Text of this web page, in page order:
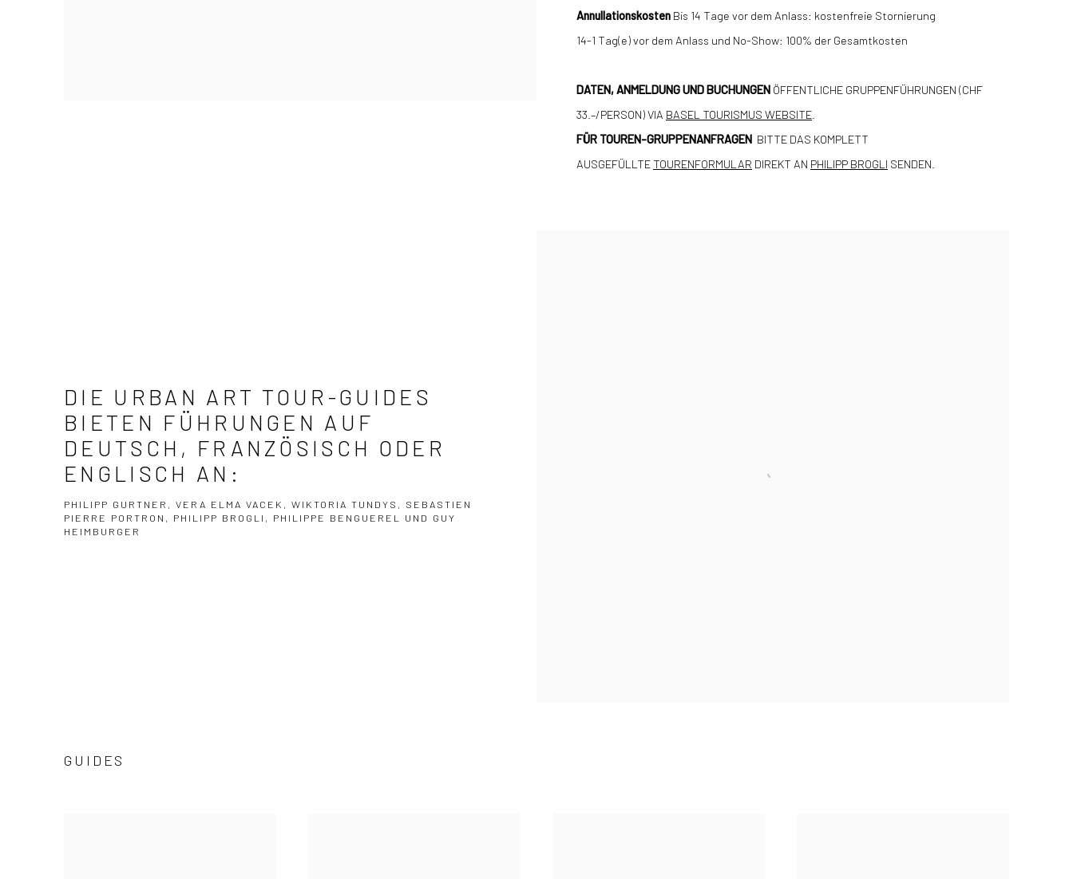
Annullationskosten Bis 14 Tage vor dem Anlass: kostenfreie Stornierung
14-1 Tag(e) vor dem Anlass und No-Show: 100% der Gesamtkosten
DATEN, ANMELDUNG UND BUCHUNGEN ÖFFENTLICHE GRUPPENFÜHRUNGEN (CHF
33.–/PERSON) VIA BASEL TOURISMUS WEBSITE
FÜR TOUREN-GRUPPENANFRAGEN BITTE DAS KOMPLETT
AUSGEFÜLLTE TOURENFORMULAR DIREKT AN PHILIPP BROGLI SENDEN.
DIE URBAN ART TOUR-GUIDES
BIETEN FÜHRUNGEN AUF
DEUTSCH, FRANZÖSISCH ODER
ENGLISCH AN:
PHILIPP GURTNER, VERA ELMA VACEK, WIKTORIA TUNDYS, SEBASTIEN
PIERRE PORTRON, PHILIPP BROGLI, PHILIPPE BENGUEREL UND GUY
HEIMBURGER
GUIDES